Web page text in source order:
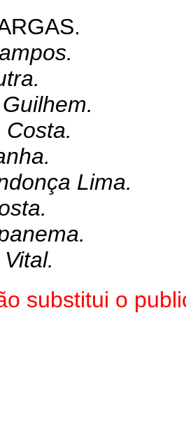
Lima.
substitui o